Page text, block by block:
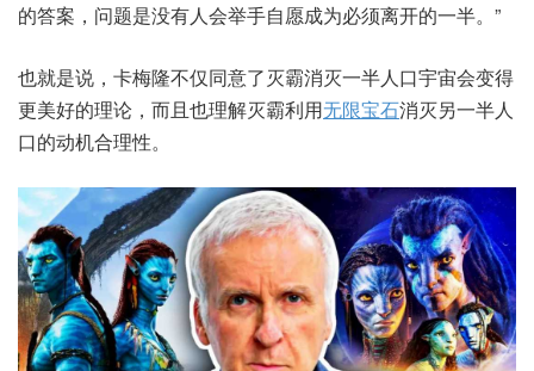
的答案，问题是没有人会举手自愿成为必须离开的一半。”
也就是说，卡梅隆不仅同意了灭霸消灭一半人口宇宙会变得
更美好的理论，而且也理解灭霸利用无限宝石消灭另一半人
口的动机合理性。